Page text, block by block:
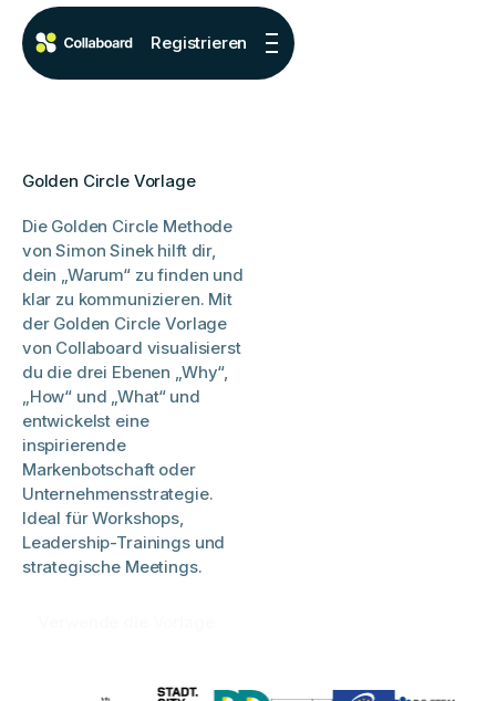
Registrieren
Golden Circle Vorlage
Die Golden Circle Methode
von Simon Sinek hilft dir,
dein „Warum“ zu finden und
klar zu kommunizieren. Mit
der Golden Circle Vorlage
von Collaboard visualisierst
du die drei Ebenen „Why“,
„How“ und „What“ und
entwickelst eine
inspirierende
Markenbotschaft oder
Unternehmensstrategie.
Ideal für Workshops,
Leadership-Trainings und
strategische Meetings.